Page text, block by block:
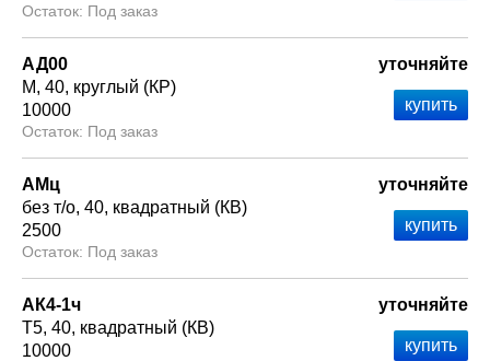
Под заказ
АД00
М 40 круглый (КР)
10000
Под заказ
уточняйте
АМц
без т/о 40 квадратный (КВ)
2500
Под заказ
уточняйте
АК4-1ч
Т5 40 квадратный (КВ)
10000
уточняйте